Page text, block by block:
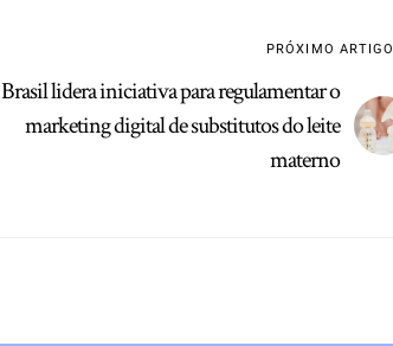
PRÓXIMO
Brasil lidera iniciativa para regulamentar o
marketing digital de substitutos do leite
materno